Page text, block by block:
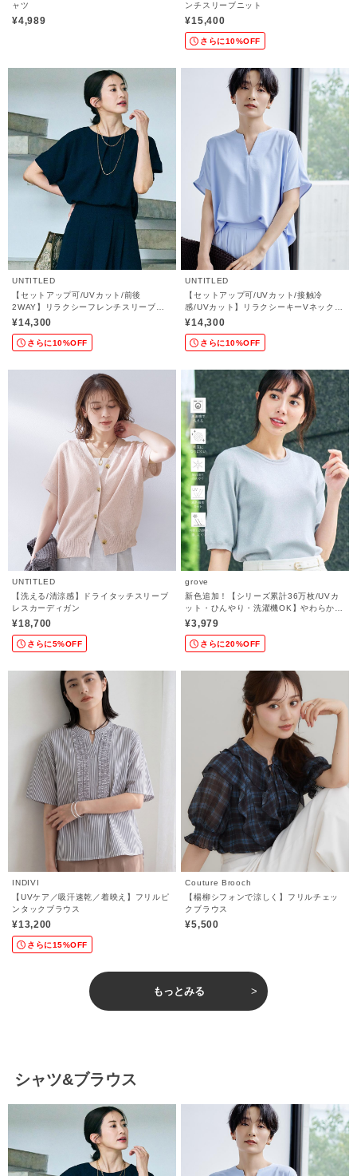
ャツ
¥4,989
ンチスリーブニット
¥15,400
さらに10%OFF
UNTITLED
【セットアップ可/UVカット/前後
2WAY】リラクシーフレンチスリーブブ
ラウス
¥14,300
さらに10%OFF
UNTITLED
【セットアップ可/UVカット/接触冷
感/UVカット】リラクシーキーVネックブ
ラウス
¥14,300
さらに10%OFF
UNTITLED
【洗える/清涼感】ドライタッチスリーブ
レスカーディガン
¥18,700
さらに5%OFF
grove
新色追加！【シリーズ累計36万枚/UVカ
ット・ひんやり・洗濯機OK】やわらかド
ライタッチ 五分袖ニット
¥3,979
さらに20%OFF
INDIVI
【UVケア／吸汗速乾／着映え】フリルピ
ンタックブラウス
¥13,200
さらに15%OFF
Couture Brooch
【楊柳シフォンで涼しく】フリルチェッ
クブラウス
¥5,500
もっとみる
シャツ&ブラウス